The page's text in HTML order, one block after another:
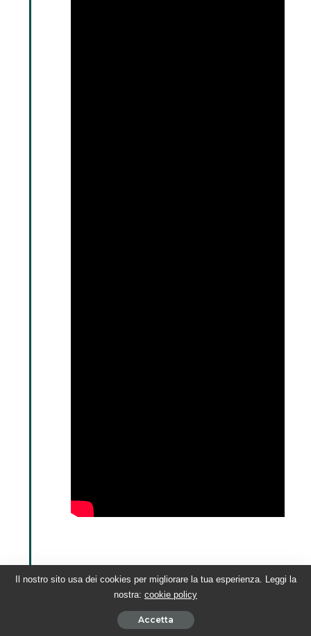
Il nostro sito usa dei cookies per migliorare la tua esperienza. Leggi la
nostra: cookie policy
Accetta